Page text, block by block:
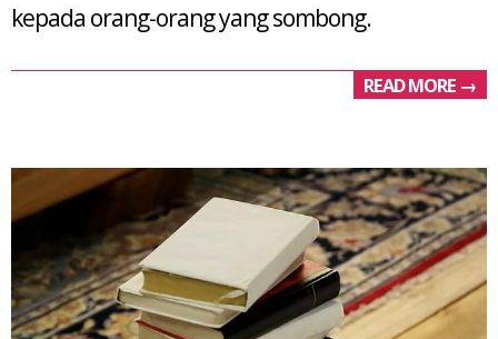
kepada orang-orang yang sombong.
READ MORE →